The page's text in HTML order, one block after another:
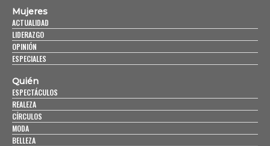
Mujeres
ACTUALIDAD
LIDERAZGO
OPINIÓN
ESPECIALES
Quién
ESPECTÁCULOS
REALEZA
CÍRCULOS
MODA
BELLEZA